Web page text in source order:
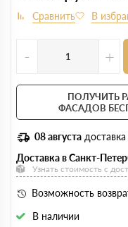
- +
ПОЛУЧИТЬ
ФАСАДОВ
08 августа
Доставка в Санкт-
Узнать стоимость с
Возможность
В наличии